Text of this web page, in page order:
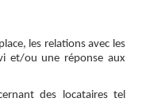
les relations avec les
et/ou une réponse aux
des locataires tel